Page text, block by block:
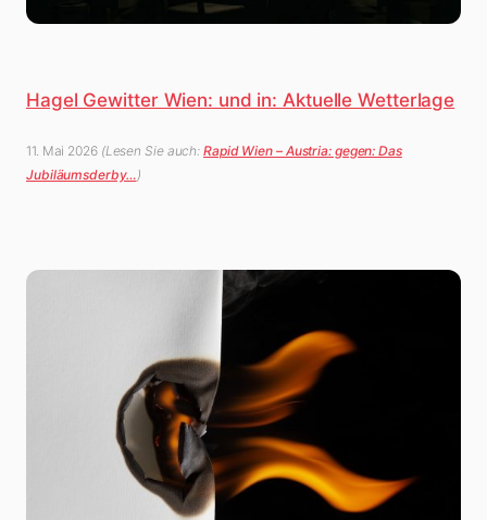
Hagel Gewitter Wien: und in: Aktuelle Wetterlage
11. Mai 2026 (Lesen Sie auch:Rapid Wien – Austria: gegen: Das
Jubiläumsderby…)